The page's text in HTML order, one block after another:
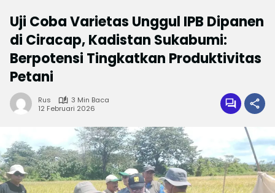
Uji Coba Varietas Unggul IPB Dipanen
di Ciracap, Kadistan Sukabumi:
Berpotensi Tingkatkan Produktivitas
Petani
Rus
3 Min Baca
12 Februari 2026